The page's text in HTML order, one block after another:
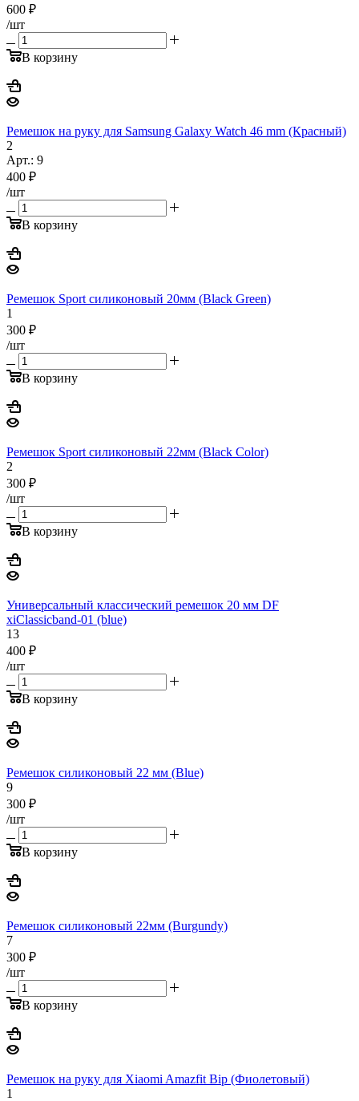
600 ₽
/шт
В корзину
Ремешок на руку для Samsung Galaxy Watch 46 mm (Красный)
2
Арт.: 9
400 ₽
/шт
В корзину
Ремешок Sport силиконовый 20мм (Black Green)
1
300 ₽
/шт
В корзину
Ремешок Sport силиконовый 22мм (Black Color)
2
300 ₽
/шт
В корзину
Универсальный классический ремешок 20 мм DF
xiClassicband-01 (blue)
13
400 ₽
/шт
В корзину
Ремешок силиконовый 22 мм (Blue)
9
300 ₽
/шт
В корзину
Ремешок силиконовый 22мм (Burgundy)
7
300 ₽
/шт
В корзину
Ремешок на руку для Xiaomi Amazfit Bip (Фиолетовый)
1